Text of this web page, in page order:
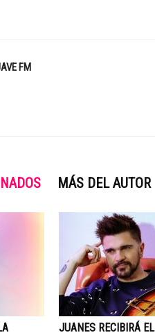
FM
MÁS DEL AUTOR
JUANES RECIBIRÁ EL